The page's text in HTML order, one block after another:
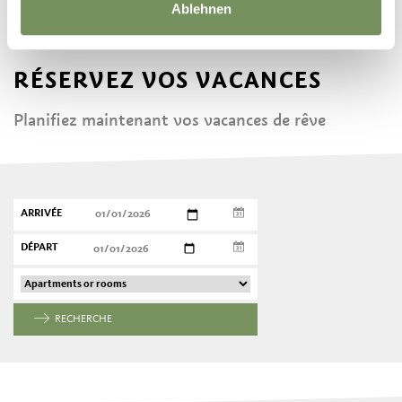
Ablehnen
RÉSERVEZ VOS VACANCES
Planifiez maintenant vos vacances de rêve
ARRIVÉE
DÉPART
RECHERCHE